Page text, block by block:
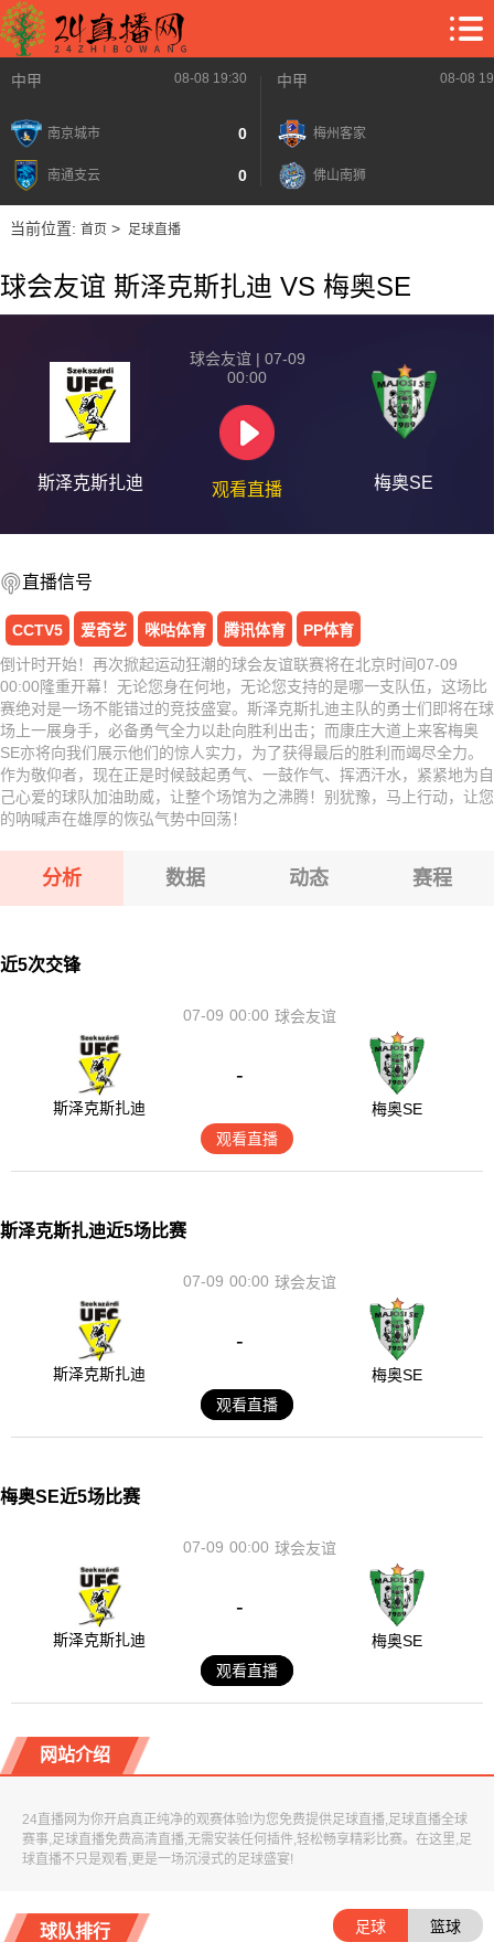
中甲 08-08 19:30
南京城市 0
南通支云 0
中甲 08-08
梅州客家
佛山南狮
当前位置: 首页> 足球直播
球会友谊 斯泽克斯扎迪 VS 梅奥SE
斯泽克斯扎迪
球会友谊 | 07-09
00:00
观看直播 梅奥SE
直播信号
CCTV5 爱奇艺 咪咕体育 腾讯体育
PP体育
倒计时开始！再次掀起运动狂潮的球会友谊联赛将在北京时间07-09
00:00隆重开幕！无论您身在何地，无论您支持的是哪一支队伍，这场比
赛绝对是一场不能错过的竞技盛宴。斯泽克斯扎迪主队的勇士们即将在球
场上一展身手，必备勇气全力以赴向胜利出击；而康庄大道上来客梅奥
SE亦将向我们展示他们的惊人实力，为了获得最后的胜利而竭尽全力。
作为敬仰者，现在正是时候鼓起勇气、一鼓作气、挥洒汗水，紧紧地为自
己心爱的球队加油助威，让整个场馆为之沸腾！别犹豫，马上行动，让您
的呐喊声在雄厚的恢弘气势中回荡！
分析 数据 动态 赛程
近5次交锋
00:00
07-09 球会友谊
斯泽克斯扎迪
-
梅奥SE
观看直播
斯泽克斯扎迪近5场比赛
00:00
07-09 球会友谊
斯泽克斯扎迪
-
梅奥SE
观看直播
梅奥SE近5场比赛
00:00
07-09 球会友谊
斯泽克斯扎迪
-
梅奥SE
观看直播
网站介绍
24直播网为你开启真正纯净的观赛体验!为您免费提供足球直播,足球直播全球
赛事,足球直播免费高清直播,无需安装任何插件,轻松畅享精彩比赛。在这里,足
球直播不只是观看,更是一场沉浸式的足球盛宴!
球队排行 足球 篮球